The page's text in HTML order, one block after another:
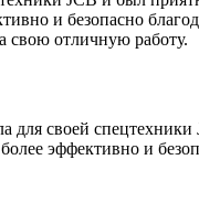
и безопасно
свою отличную работу.
для своей
эффективно и